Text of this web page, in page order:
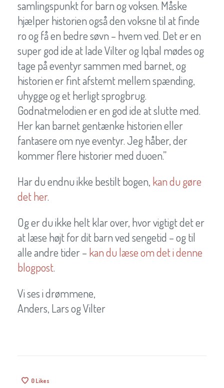
samlingspunkt for barn og voksen. Måske
hjælper historien også den voksne til at finde
ro og få en bedre søvn – hvem ved. Det er en
super god ide at lade Vilter og Iqbal mødes og
tage på eventyr sammen med barnet, og
historien er fint afstemt mellem spænding,
uhygge og et herligt sprogbrug.
Godnatmelodien er en god ide at slutte med.
Her kan barnet gentænke historien eller
fantasere om nye eventyr. Jeg håber, der
kommer flere historier med duoen.”
Har du endnu ikke bestilt bogen, kan du gøre
det her.
Og er du ikke helt klar over, hvor vigtigt det er
at læse højt for dit barn ved sengetid – og til
alle andre tider – kan du læse om det i denne
blogpost.
Vi ses i drømmene,
Anders, Lars og Vilter
0 Likes